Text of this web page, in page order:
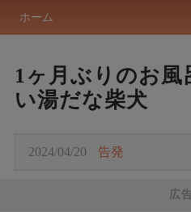
ホーム
1ヶ月ぶりのお
い湯だな柴犬
2024/04/20 告発
広